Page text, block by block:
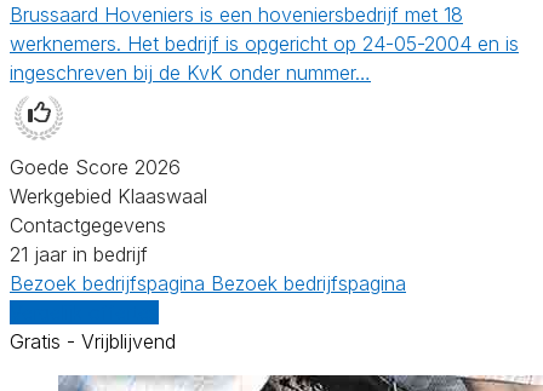
Brussaard Hoveniers is een hoveniersbedrijf met 18
werknemers. Het bedrijf is opgericht op 24-05-2004 en is
ingeschreven bij de KvK onder nummer…
Goede Score 2026
Werkgebied Klaaswaal
Contactgegevens
21 jaar in bedrijf
Bezoek bedrijfspagina Bezoek bedrijfspagina
Gratis - Vrijblijvend